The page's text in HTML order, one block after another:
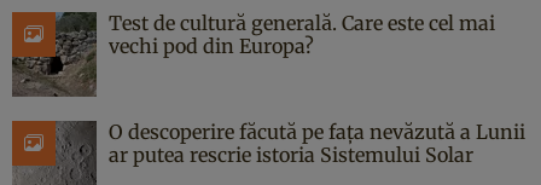
Test de cultură generală. Care este cel mai
vechi pod din Europa?
O descoperire făcută pe fața nevăzută a Lunii
ar putea rescrie istoria Sistemului Solar